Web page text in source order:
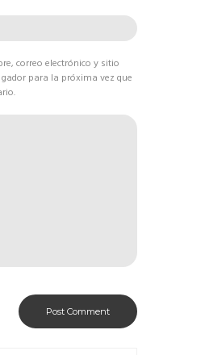
correo electrónico y sitio
para la próxima vez que